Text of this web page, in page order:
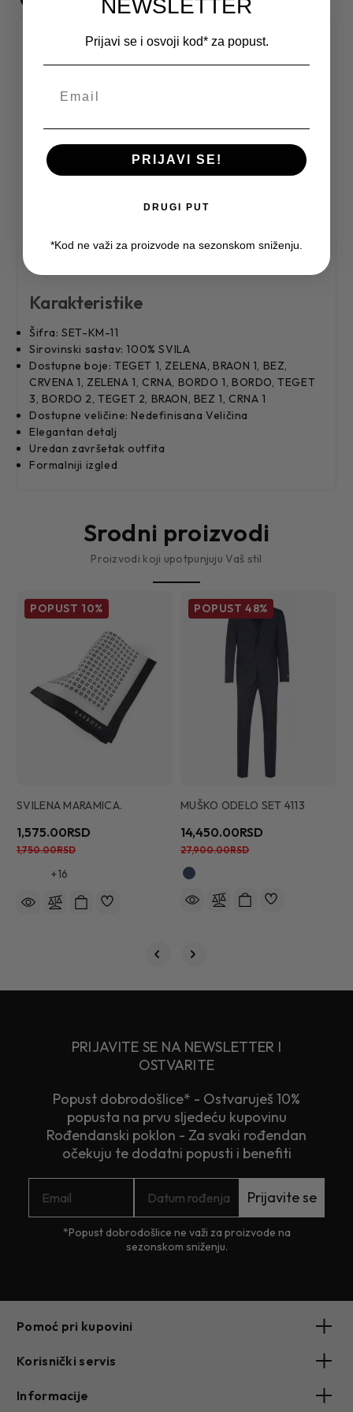
O proizvodu
SET-KM-11 donosi dobar balans kvaliteta i
Sastav 100% SVILA daje dobar balans udobnosti,
trajnosti i svakodnevne praktičnosti. Dizajn je
Dovoljno je upečatljiv da popravi kombinaciju, a
dovoljno jednostavan da ostane lako nosiv.
Karakteristike
Šifra: SET-KM-11
Sirovinski sastav: 100% SVILA
Dostupne boje: TEGET 1, ZELENA, BRAON 1, BEZ,
CRVENA 1, ZELENA 1, CRNA, BORDO 1, BORDO, TEGET
3, BORDO 2, TEGET 2, BRAON, BEZ 1, CRNA 1
Dostupne veličine: Nedefinisana Veličina
Elegantan detalj
Uredan završetak outfita
Formalniji izgled
Srodni proizvodi
Proizvodi koji upotpunjuju Vaš stil
POPUST 10%
SVILENA MARAMICA.
1,575.00RSD
1,750.00RSD
+16
POPUST48%
MUŠKO ODELO SET 4113
14,450.00RSD
27,900.00RSD
PRIJAVITE SE NA NEWSLETTER I
OSTVARITE
Popust dobrodošlice* - Ostvaruješ 10%
popusta na prvu sljedeću kupovinu
Rođendanski poklon - Za svaki rođendan
očekuju te dodatni popusti i benefiti
Prijavite se
*Popust dobrodošlice ne važi za proizvode na
sezonskom sniženju.
Pomoć pri kupovini
Korisnički servis
Informacije
NEWSLETTER
Prijavi se i osvoji kod* za popust.
PRIJAVI SE!
DRUGI PUT
*Kod ne važi za proizvode na sezonskom sniženju.